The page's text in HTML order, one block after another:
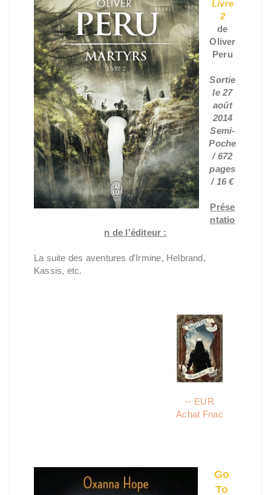
Livre
2
de
Oliver
Peru
Sortie
le 27
août
2014
Semi-
Poche
/ 672
pages
/ 16 €
Prése
ntatio
n de l'éditeur :
La suite des aventures d'Irmine, Helbrand,
Kassis, etc.
-- EUR
Achat Fnac
Go
To